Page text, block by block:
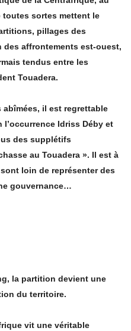
toutes sortes mettent le
pillages des
des affrontements est-ouest,
tendus entre les
Touadera.
il est regrettable
Idriss Déby et
des supplétifs
au Touadera ». Il est à
loin de représenter des
gouvernance…
la partition devient une
du territoire.
vit une véritable